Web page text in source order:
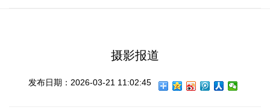
摄影报道
发布日期：2026-03-21 11:02:45